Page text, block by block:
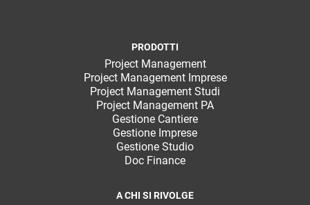
PRODOTTI
Project Management
Project Management Imprese
Project Management Studi
Project Management PA
Gestione Cantiere
Gestione Imprese
Gestione Studio
Doc Finance
A CHI SI RIVOLGE